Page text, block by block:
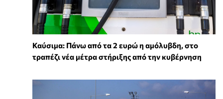
Καύσιμα: Πάνω από τα 2 ευρώ η αμόλυβδη, στο
τραπέζι νέα μέτρα στήριξης από την κυβέρνηση